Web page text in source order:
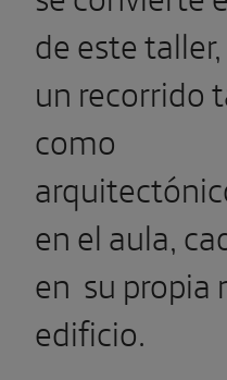
de este
un recorrido
como
en el aula,
en su propia
edificio.